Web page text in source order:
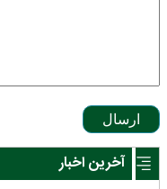
ارسال
آخرین اخبار